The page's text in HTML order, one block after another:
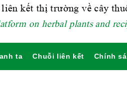
kết thị trường về cây
on herbal plants and
ta Chuỗi liên kết Chính